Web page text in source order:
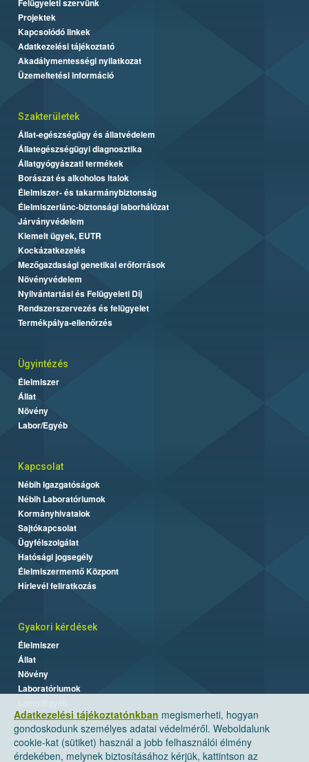
Adatkezelési tájékoztatónkban megismerheti, hogyan
gondoskodunk személyes adatai védelméről. Weboldalunk
cookie-kat (sütiket) használ a jobb felhasználói élmény
érdekében, melynek biztosításához kérjük, kattintson az
Felügyeleti szervünk
Projektek
Kapcsolódó linkek
Adatkezelési tájékoztató
Akadálymentességi nyilatkozat
Üzemeltetési információ
Szakterületek
Állat-egészségügy és állatvédelem
Állategészségügyi diagnosztika
Állatgyógyászati termékek
Borászat és alkoholos italok
Élelmiszer- és takarmánybiztonság
Élelmiszerlánc-biztonsági laborhálózat
Járványvédelem
Kiemelt ügyek, EUTR
Kockázatkezelés
Mezőgazdasági genetikai erőforrások
Növényvédelem
Nyilvántartási és Felügyeleti Díj
Rendszerszervezés és felügyelet
Termékpálya-ellenőrzés
Ügyintézés
Élelmiszer
Állat
Növény
Labor/Egyéb
Kapcsolat
Nébih Igazgatóságok
Nébih Laboratóriumok
Kormányhivatalok
Sajtókapcsolat
Ügyfélszolgálat
Hatósági jogsegély
Élelmiszermentő Központ
Hírlevél feliratkozás
Gyakori kérdések
Élelmiszer
Állat
Növény
Laboratóriumok